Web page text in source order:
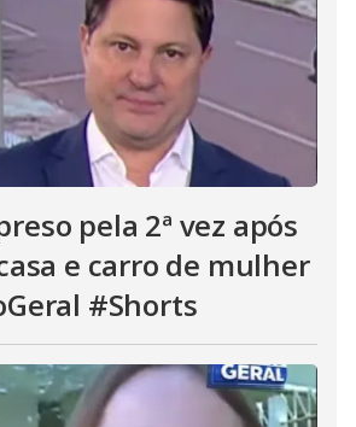
pela 2ª vez após
e carro de mulher
#Shorts